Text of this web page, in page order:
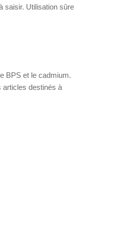
saisir. Utilisation sûre
BPS et le cadmium.
articles destinés à